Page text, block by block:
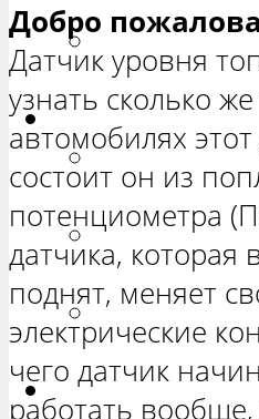
РЕМОНТ
ХЕТЧБЭК»
Нива
РЕМОНТ
ТРЕХ-
ВАЗ 21214
ДВЕРНАЯ»
РЕМОНТ
ЧЕТЫРЕХ-
Гранта
Добро
Датчик уровня
узнать сколько
автомобилях
состоит он из
потенциометра
датчика, которая
поднят, меняет
электрические
чего датчик
работать